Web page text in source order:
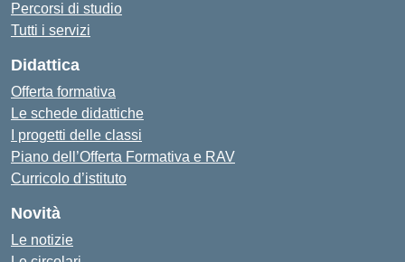
Percorsi di studio
Tutti i servizi
Didattica
Offerta formativa
Le schede didattiche
I progetti delle classi
Piano dell’Offerta Formativa e RAV
Curricolo d’istituto
Novità
Le notizie